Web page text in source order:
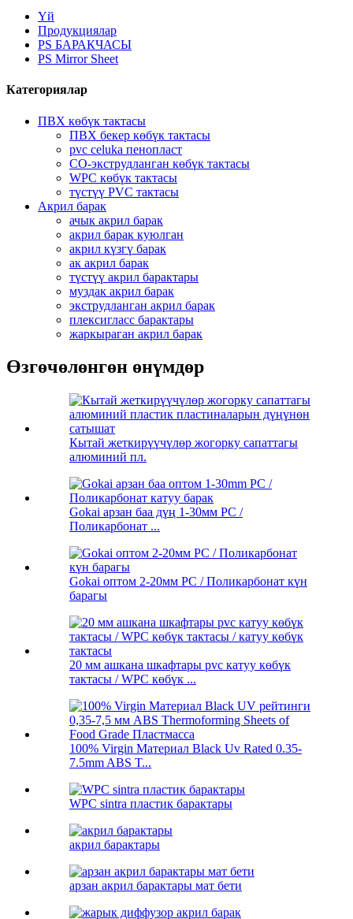
Үй
Продукциялар
PS БАРАКЧАСЫ
PS Mirror Sheet
Категориялар
ПВХ көбүк тактасы
ПВХ бекер көбүк тактасы
pvc celuka пенопласт
CO-экструдланган көбүк тактасы
WPC көбүк тактасы
түстүү PVC тактасы
Акрил барак
ачык акрил барак
акрил барак куюлган
акрил күзгү барак
ак акрил барак
түстүү акрил барактары
муздак акрил барак
экструдланган акрил барак
плексигласс барактары
жаркыраган акрил барак
Өзгөчөлөнгөн өнүмдөр
Кытай жеткирүүчүлөр жогорку сапаттагы
алюминий пл.
Gokai арзан баа дүң 1-30мм PC /
Поликарбонат ...
Gokai оптом 2-20мм PC / Поликарбонат күн
барагы
20 мм ашкана шкафтары pvc катуу көбүк
тактасы / WPC көбүк ...
100% Virgin Материал Black Uv Rated 0.35-
7.5mm ABS T...
WPC sintra пластик барактары
акрил барактары
арзан акрил барактары мат бети